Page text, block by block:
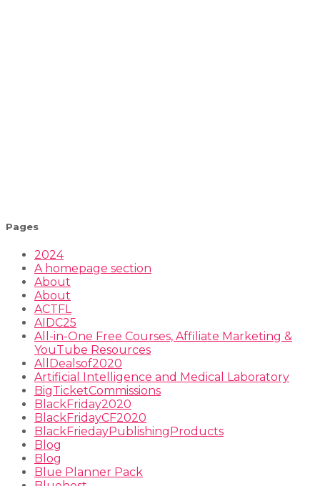
Pages
2024
A homepage section
About
About
ACTFL
AIDC25
All-in-One Free Courses, Affiliate Marketing &
YouTube Resources
AllDealsof2020
Artificial Intelligence and Medical Laboratory
BigTicketCommissions
BlackFriday2020
BlackFridayCF2020
BlackFriedayPublishingProducts
Blog
Blog
Blue Planner Pack